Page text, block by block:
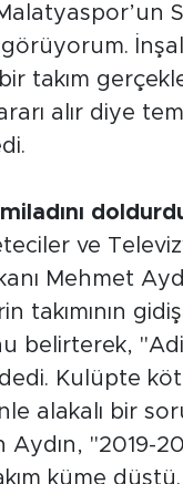
görüyorum.
takım
alır diye
ve
Mehmet
takımının
belirterek,
Kulüpte
alakalı bir
Aydın, "2019-
küme